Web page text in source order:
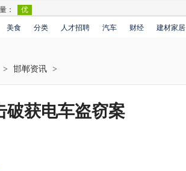
美食 分类 人才招聘 汽车 财经 建材家居
> 邯郸资讯 >
破获电车盗窃案